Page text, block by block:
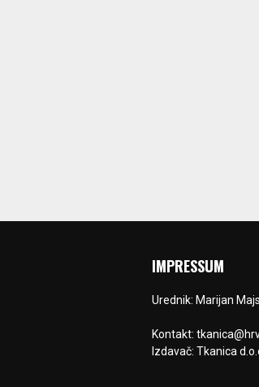
IMPRESSUM
Urednik: Marijan
Kontakt:
Izdavač: Tkanica